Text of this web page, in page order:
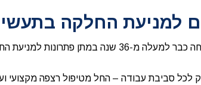
מתמחה כבר למעלה מ-36 שנה במתן
לכל סביבת עבודה – החל מטיפול רצפה מקצועי